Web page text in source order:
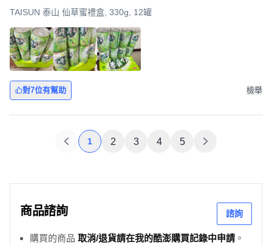
TAISUN 泰山 仙草蜜禮盒, 330g, 12罐
對7位有幫助 檢舉
1 2 3 4 5
商品諮詢 諮詢
購買的商品 取消/退貨請在我的酷澎購買記錄中申請 。